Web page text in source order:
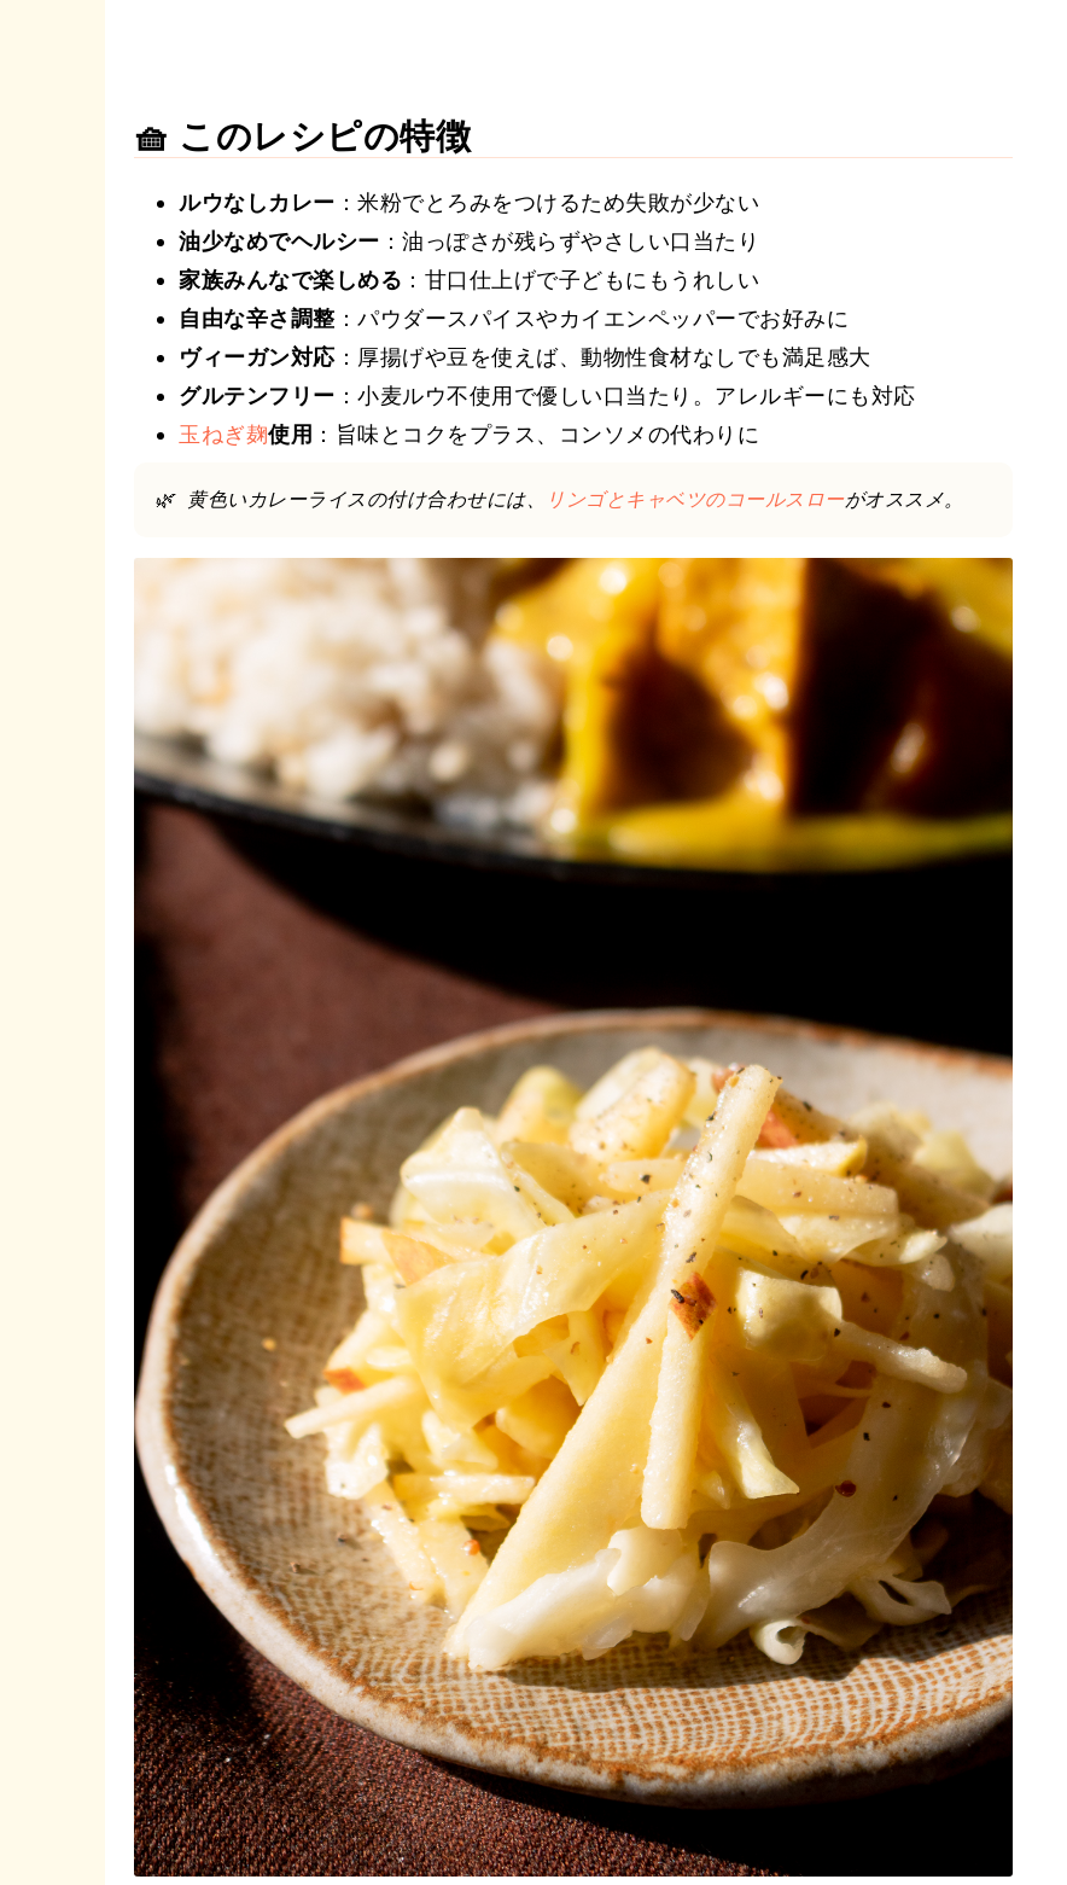
🧺 このレシピの特徴
ルウなしカレー ：米粉でとろみをつけるため失敗が少ない
油少なめでヘルシー ：油っぽさが残らずやさしい口当たり
家族みんなで楽しめる ：甘口仕上げで子どもにもうれしい
自由な辛さ調整 ：パウダースパイスやカイエンペッパーでお好みに
ヴィーガン対応：厚揚げや豆を使えば、動物性食材なしでも満足感大
グルテンフリー ：小麦ルウ不使用で優しい口当たり。アレルギーにも対応
玉ねぎ麹使用 ：旨味とコクをプラス、コンソメの代わりに
🌿 黄色いカレーライスの付け合わせには、 リンゴとキャベツのコールスローがオススメ。